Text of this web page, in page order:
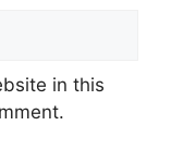
in this